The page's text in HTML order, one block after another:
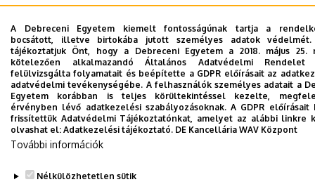
Adatvédelem Adatvédelem
Kapcsolat
A Debreceni Egyetem kiemelt fontosságúnak tartja a
bocsátott, illetve birtokába jutott személyes adatok védelmét.
tájékoztatjuk Önt, hogy a Debreceni Egyetem a 2018. május 25.
kötelezően alkalmazandó Általános Adatvédelmi Rendelet
felülvizsgálta folyamatait és beépítette a GDPR előírásait az
adatvédelmi tevékenységébe. A felhasználók személyes adatait a
Egyetem korábban is teljes körültekintéssel kezelte,
érvényben lévő adatkezelési szabályozásoknak. A GDPR előírásait
frissítettük Adatvédelmi Tájékoztatónkat, amelyet az alábbi linkre
olvashat el: Adatkezelési tájékoztató. DE Kancellária WAV Központ
További információk
Nélkülözhetetlen sütik